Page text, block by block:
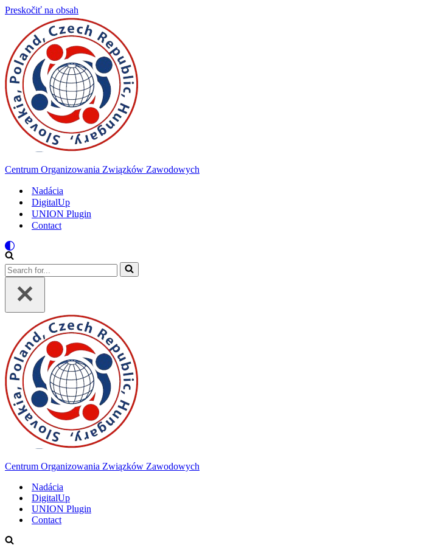
Preskočiť na obsah
Centrum Organizowania Związków Zawodowych
Nadácia
DigitalUp
UNION Plugin
Contact
Search
for...
Centrum Organizowania Związków Zawodowych
Nadácia
DigitalUp
UNION Plugin
Contact